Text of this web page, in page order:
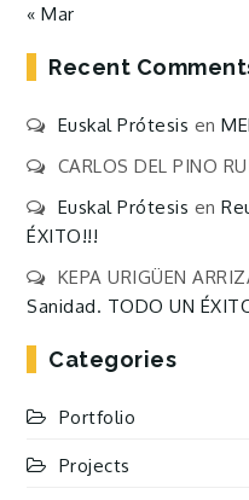
« Mar
Recent
Euskal Prótesis en
CARLOS DEL PINO
Euskal Prótesis en
ÉXITO!!!
KEPA URIGÜEN
Sanidad. TODO UN
Categories
Portfolio
Projects